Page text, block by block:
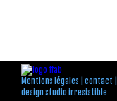
Mentions légales contact
design studio irresistible